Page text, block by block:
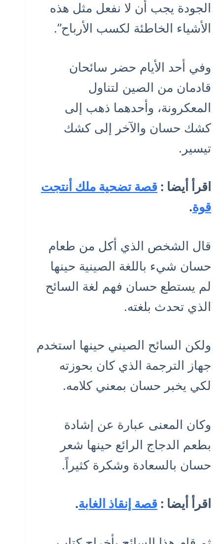
الجودة يجب أن لا نفعل مثل هذه
الأشياء الخاطئة لكسب الأرباح”.
وفي أحد الأيام حضر سائحان
قادمان من الصين لتناول
المعكرونة، وأحدهما ذهب إلى
كشك حسان والآخر إلى كشك
تيسير.
اقرأ أيضا : قصة تضحية ملك أنتجت
قوة.
قال الشخص الذي أكل من طعام
حسان شيء باللغة الصينية حينها
لم يستطع حسان فهم لغة السائح
الذي تحدث بلغته.
ولكن السائح الصيني حينها استخدم
جهاز الترجمة الذي كان بحوزته
لكي يخبر حسان بمعني كلامه.
وكان المعنى عبارة عن إشادة
بطعم الدجاج الرائع حينها شعر
حسان بالسعادة وشكرة كثيراً.
اقرأ أيضا : قصة إنقاذ الغابة.